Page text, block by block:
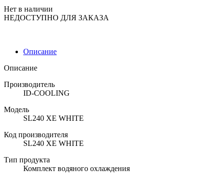
Нет в наличии
НЕДОСТУПНО ДЛЯ ЗАКАЗА
Описание
Описание
Производитель
ID-COOLING
Модель
SL240 XE WHITE
Код производителя
SL240 XE WHITE
Тип продукта
Комплект водяного охлаждения